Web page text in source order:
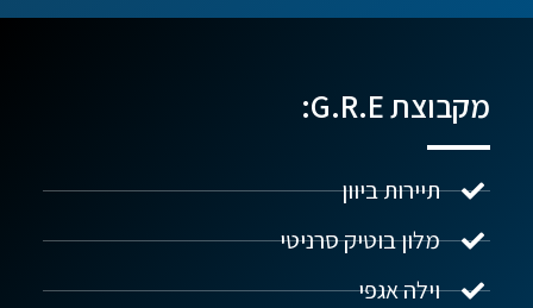
מקבוצת G.R.E:
תיירות ביוון
מלון בוטיק סרניטי
וילה אגפי
נדל"ן ביוון G.R.E